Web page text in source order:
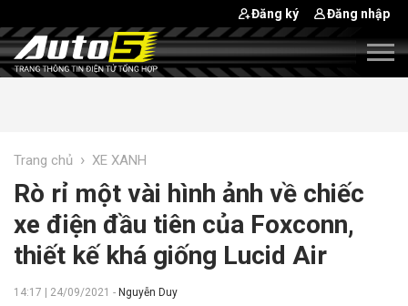
Đăng ký Đăng nhập
Trang chủ › XE XANH
Rò rỉ một vài hình ảnh về chiếc
xe điện đầu tiên của Foxconn,
thiết kế khá giống Lucid Air
14:17 | 24/09/2021 - Nguyễn Duy